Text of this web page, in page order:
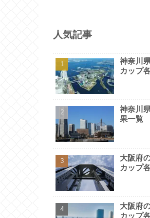
人気記事
神奈川
カップ
神奈川
果一覧
大阪府
カップ
大阪府
カップ